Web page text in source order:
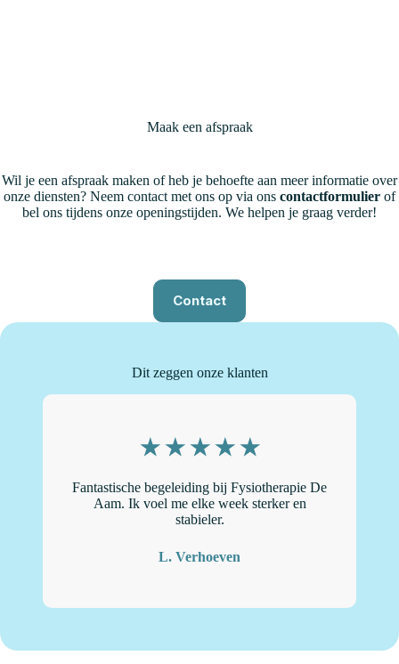
Maak een afspraak
Wil je een afspraak maken of heb je behoefte aan meer informatie over
onze diensten? Neem contact met ons op via ons contactformulier of
bel ons tijdens onze openingstijden. We helpen je graag verder!
Contact
Dit zeggen onze klanten
Fantastische begeleiding bij Fysiotherapie De
Aam. Ik voel me elke week sterker en
stabieler.
L. Verhoeven